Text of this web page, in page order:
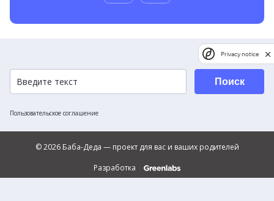
Пользовательское соглашение
Поиск
© 2026 Баба-Деда — проект для вас и ваших родителей
Разработка
Privacy notice